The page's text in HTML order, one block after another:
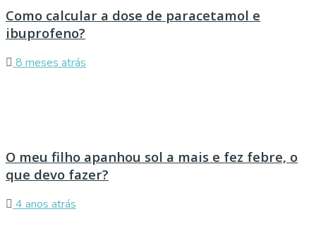
Como calcular a dose de paracetamol e
ibuprofeno?
8 meses atrás
O meu filho apanhou sol a mais e fez febre, o
que devo fazer?
4 anos atrás